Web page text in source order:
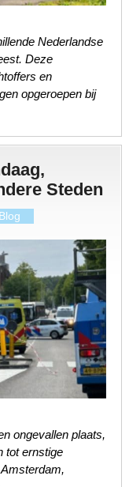
Nederlandse
Deze
en
opgeroepen bij
Steden
Blog
ongevallen plaats,
tot ernstige